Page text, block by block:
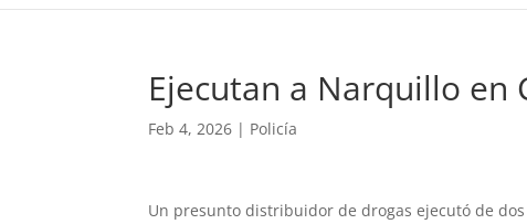
Ejecutan a Narquillo en
Feb 4, 2026 | Policía
Un presunto distribuidor de drogas ejecutó de